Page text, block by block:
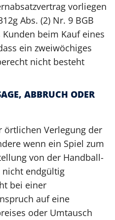
vorliegen
Abs. (2) Nr. 9 BGB
beim Kauf eines
ein zweiwöchiges
nicht besteht
ABBRUCH ODER
örtlichen Verlegung der
wenn ein Spiel zum
von der Handball-
nicht endgültig
bei einer
auf eine
oder Umtausch